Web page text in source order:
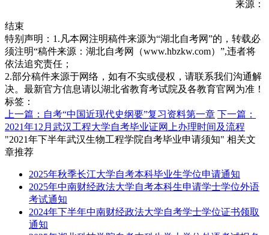
来源：
结束
特别声明：1.凡本网注明稿件来源为“湖北自考网”的，转载必
须注明“稿件来源：湖北自考网（www.hbzkw.com）”,违者将
依法追究责任；
2.部分稿件来源于网络，如有不实或侵权，请联系我们沟通解
决。最新官方信息请以湖北省教育考试院及各教育官网为准！
标签：
上一篇：自考“中国近现代史纲要”复习资料第一章 下一篇：
2021年12月武汉工程大学自考毕业证网上办理时间及流程
"2021年下半年武汉生物工程学院自考毕业申请须知" 相关文
章推荐
2025年秋季长江大学自考本科毕业生学位申请通知
2025年中南财经政法大学自考本科生申请学士学位外语
考试通知
2024年下半年中南财经政法大学自考学士学位证书领取
通知